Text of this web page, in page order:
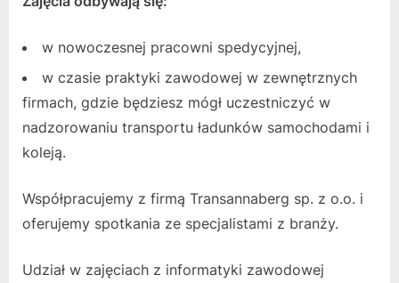
w nowoczesnej pracowni spedycyjnej,
w czasie praktyki zawodowej w zewnętrznych
firmach, gdzie będziesz mógł uczestniczyć w
nadzorowaniu transportu ładunków samochodami i
koleją.
Współpracujemy z firmą Transannaberg sp. z o.o. i
oferujemy spotkania ze specjalistami z branży.
Udział w zajęciach z informatyki zawodowej